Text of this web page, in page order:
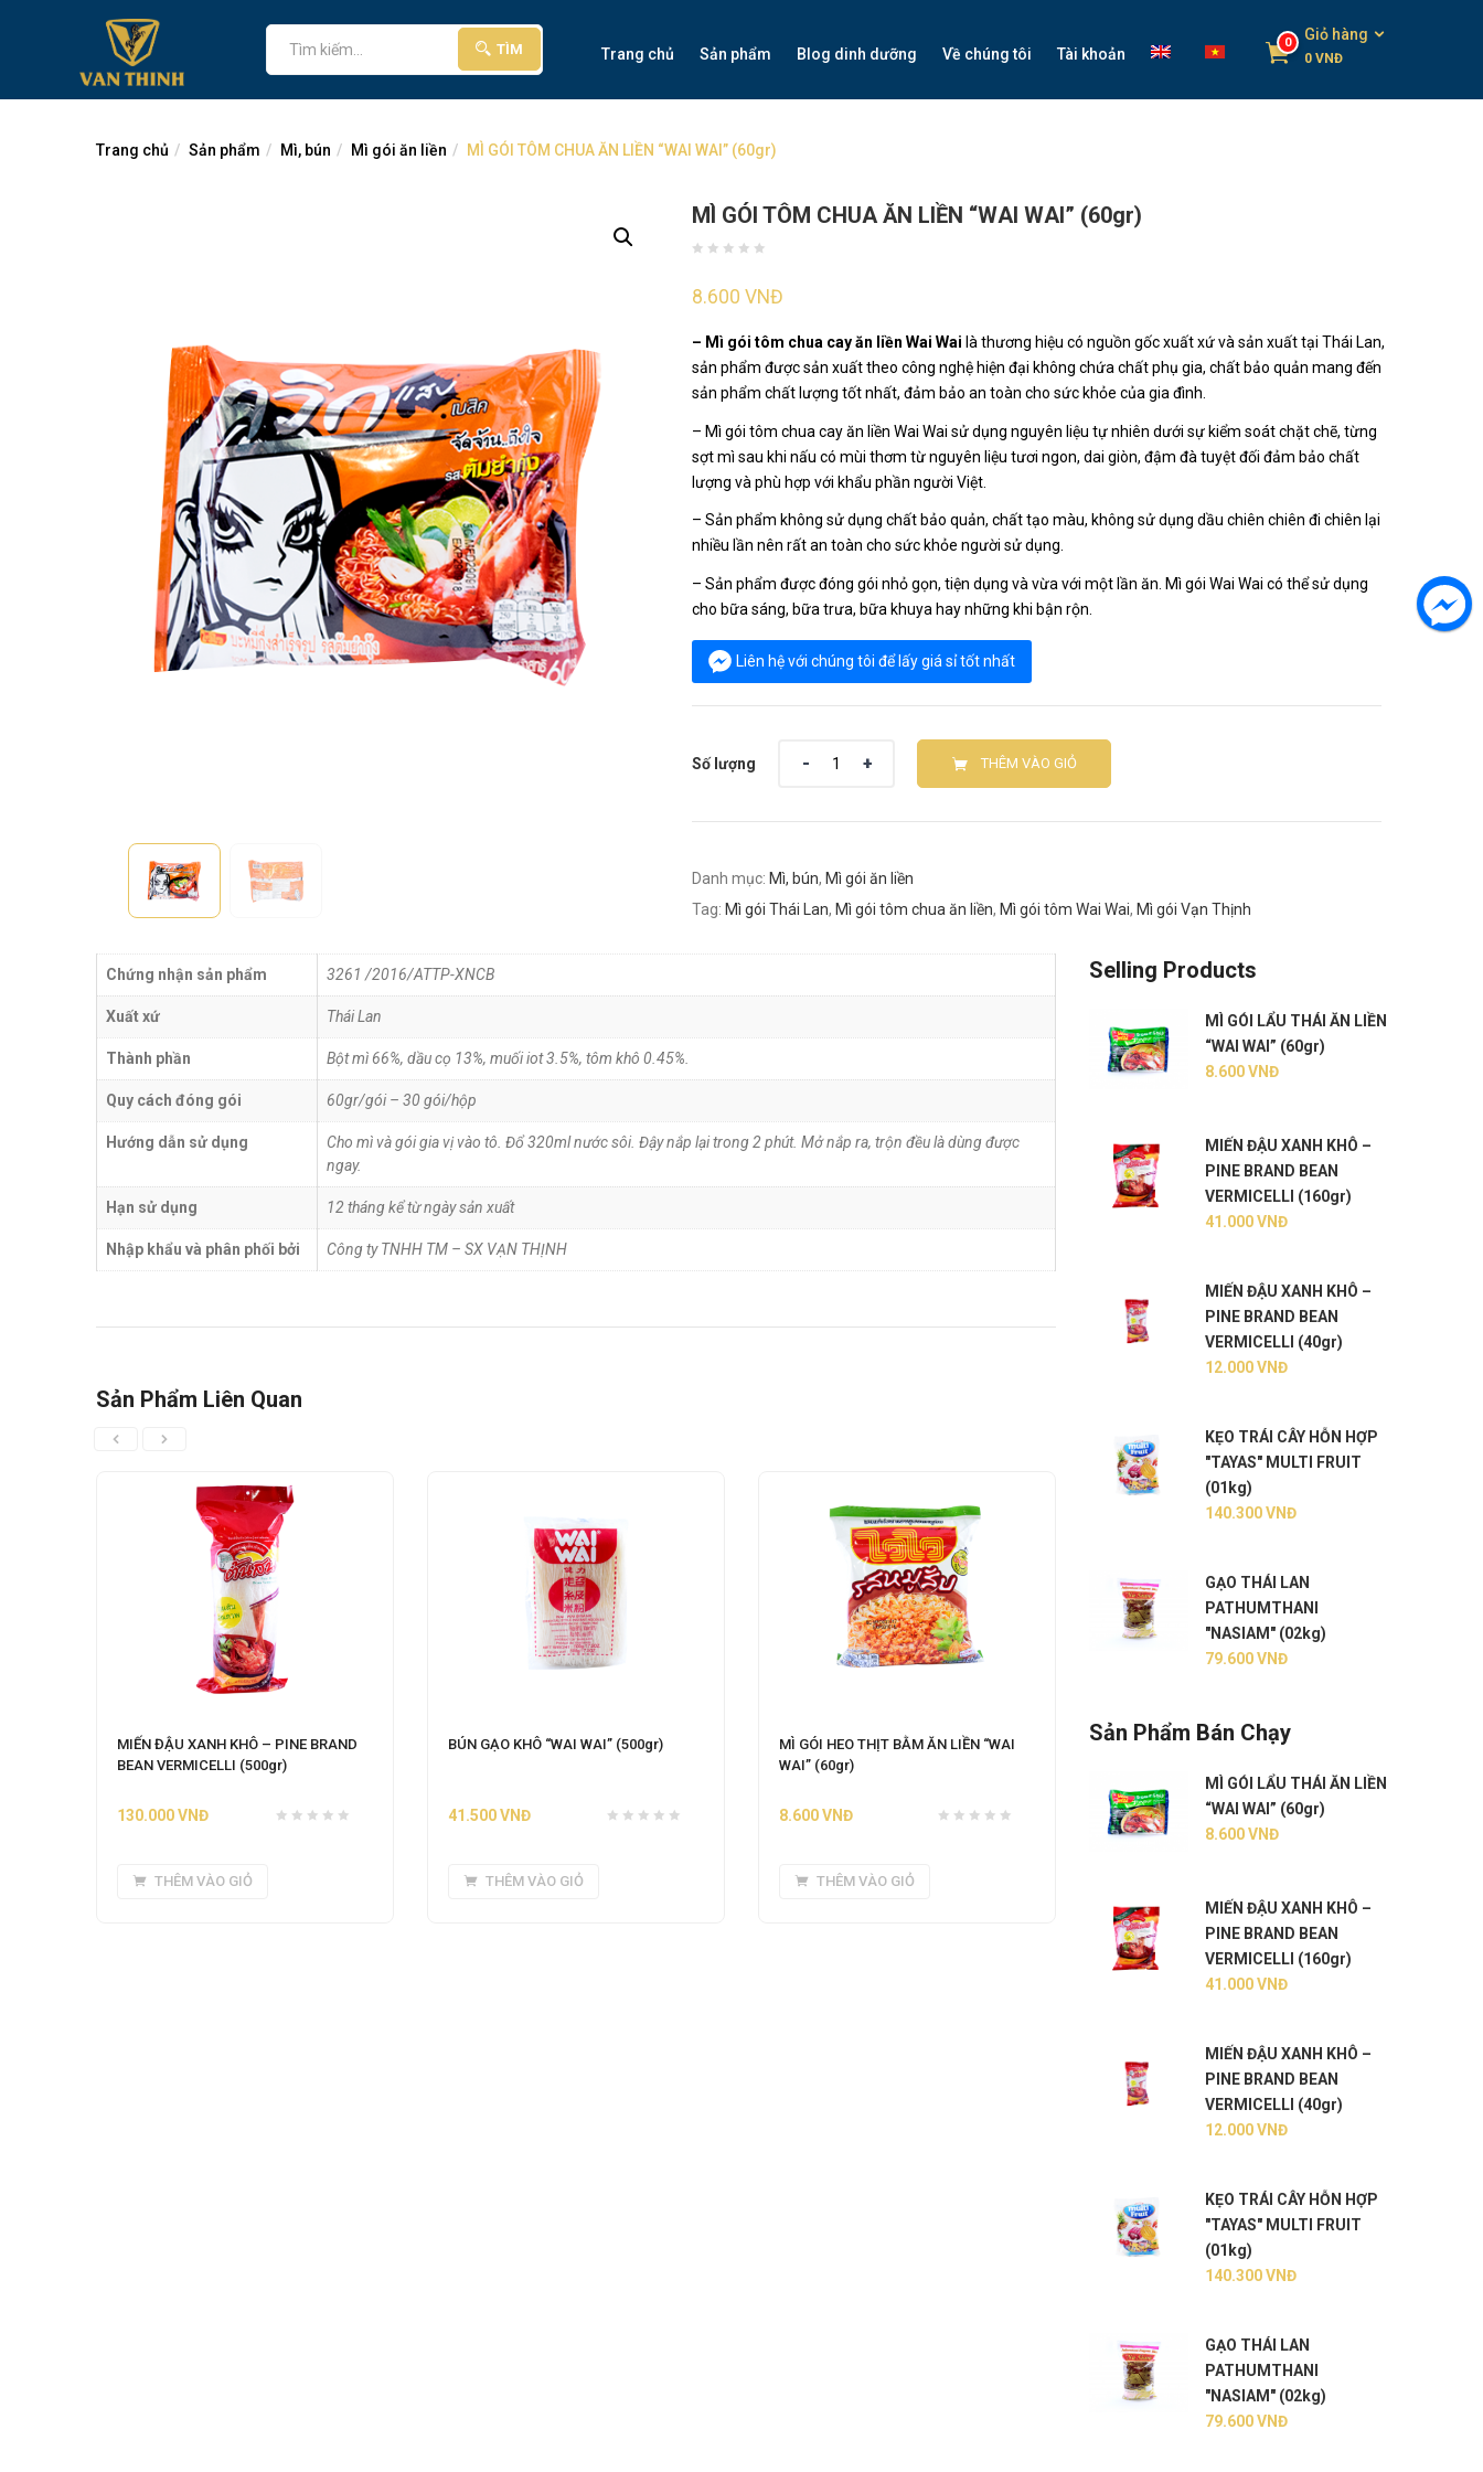
TÌM Trang chủ Sản phẩm Blog dinh dưỡng Về chúng tôi Tài khoản
0 Giỏ hàng
0 VNĐ
Trang chủ Sản phẩm Mì, bún Mì gói ăn liền MÌ GÓI TÔM CHUA ĂN LIỀN “WAI WAI” (60gr)
MÌ GÓI TÔM CHUA ĂN LIỀN “WAI WAI” (60gr)
8.600 VNĐ
– Mì gói tôm chua cay ăn liền Wai Wai là thương hiệu có nguồn gốc xuất xứ và sản xuất tại Thái Lan,
sản phẩm được sản xuất theo công nghệ hiện đại không chứa chất phụ gia, chất bảo quản mang đến
sản phẩm chất lượng tốt nhất, đảm bảo an toàn cho sức khỏe của gia đình.
– Mì gói tôm chua cay ăn liền Wai Wai sử dụng nguyên liệu tự nhiên dưới sự kiểm soát chặt chẽ, từng
sợt mì sau khi nấu có mùi thơm từ nguyên liệu tươi ngon, dai giòn, đậm đà tuyệt đối đảm bảo chất
lượng và phù hợp với khẩu phần người Việt.
– Sản phẩm không sử dụng chất bảo quản, chất tạo màu, không sử dụng dầu chiên chiên đi chiên lại
nhiều lần nên rất an toàn cho sức khỏe người sử dụng.
– Sản phẩm được đóng gói nhỏ gọn, tiện dụng và vừa với một lần ăn. Mì gói Wai Wai có thể sử dụng
cho bữa sáng, bữa trưa, bữa khuya hay những khi bận rộn.
Liên hệ với chúng tôi để lấy giá sỉ tốt nhất
Số lượng THÊM VÀO GIỎ
Danh mục: Mì, bún, Mì gói ăn liền
Tag: Mì gói Thái Lan, Mì gói tôm chua ăn liền, Mì gói tôm Wai Wai, Mì gói Vạn Thịnh
Chứng nhận sản phẩm 3261 /2016/ATTP-XNCB
Xuất xứ Thái Lan
Thành phần Bột mì 66%, dầu cọ 13%, muối iot 3.5%, tôm khô 0.45%.
Quy cách đóng gói 60gr/gói – 30 gói/hộp
Hướng dẫn sử dụng
Cho mì và gói gia vị vào tô. Đổ 320ml nước sôi. Đậy nắp lại trong 2 phút. Mở nắp ra, trộn đều là dùng được
ngay.
Hạn sử dụng 12 tháng kể từ ngày sản xuất
Nhập khẩu và phân phối bởi Công ty TNHH TM – SX VẠN THỊNH
Sản Phẩm Liên Quan
MIẾN ĐẬU XANH KHÔ – PINE BRAND
BEAN VERMICELLI (500gr)
130.000VNĐ
THÊM VÀO GIỎ
BÚN GẠO KHÔ “WAI WAI” (500gr)
41.500VNĐ
THÊM VÀO GIỎ
MÌ GÓI HEO THỊT BẰM ĂN LIỀN “WAI
WAI” (60gr)
8.600VNĐ
THÊM VÀO GIỎ
MÌ LY HEO ĂN LIỀN “WAI WAI” (60gr)
18.200VNĐ
Selling Products
MÌ GÓI LẨU THÁI ĂN LIỀN
“WAI WAI” (60gr)
8.600VNĐ
MIẾN ĐẬU XANH KHÔ –
PINE BRAND BEAN
VERMICELLI (160gr)
41.000VNĐ
MIẾN ĐẬU XANH KHÔ –
PINE BRAND BEAN
VERMICELLI (40gr)
12.000VNĐ
KẸO TRÁI CÂY HỖN HỢP
"TAYAS" MULTI FRUIT
(01kg)
140.300VNĐ
GẠO THÁI LAN
PATHUMTHANI
"NASIAM" (02kg)
79.600VNĐ
Sản Phẩm Bán Chạy
MÌ GÓI LẨU THÁI ĂN LIỀN
“WAI WAI” (60gr)
8.600VNĐ
MIẾN ĐẬU XANH KHÔ –
PINE BRAND BEAN
VERMICELLI (160gr)
41.000VNĐ
MIẾN ĐẬU XANH KHÔ –
PINE BRAND BEAN
VERMICELLI (40gr)
12.000VNĐ
KẸO TRÁI CÂY HỖN HỢP
"TAYAS" MULTI FRUIT
(01kg)
140.300VNĐ
GẠO THÁI LAN
PATHUMTHANI
"NASIAM" (02kg)
79.600VNĐ